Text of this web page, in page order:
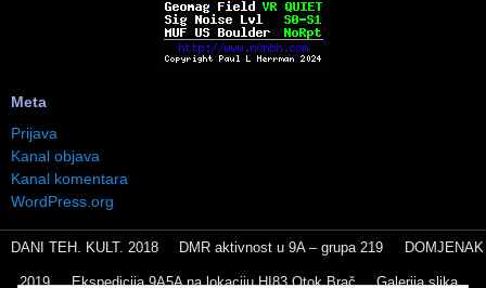
Meta
Prijava
Kanal objava
Kanal komentara
WordPress.org
DANI TEH. KULT. 2018 DMR aktivnost u 9A – grupa 219 DOMJENAK
2019 Ekspedicija 9A5A na lokaciju HI83 Otok Brač Galerija slika